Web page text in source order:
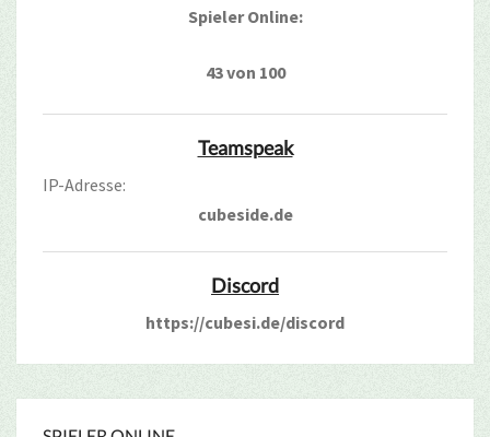
Spieler Online:
43 von 100
Teamspeak
IP-Adresse:
cubeside.de
Discord
https://cubesi.de/discord